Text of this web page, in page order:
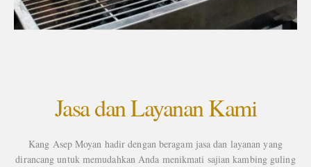
Jasa dan Layanan Kami
Kang Asep Moyan hadir dengan beragam jasa dan layanan yang
dirancang untuk memudahkan Anda menikmati sajian kambing guling